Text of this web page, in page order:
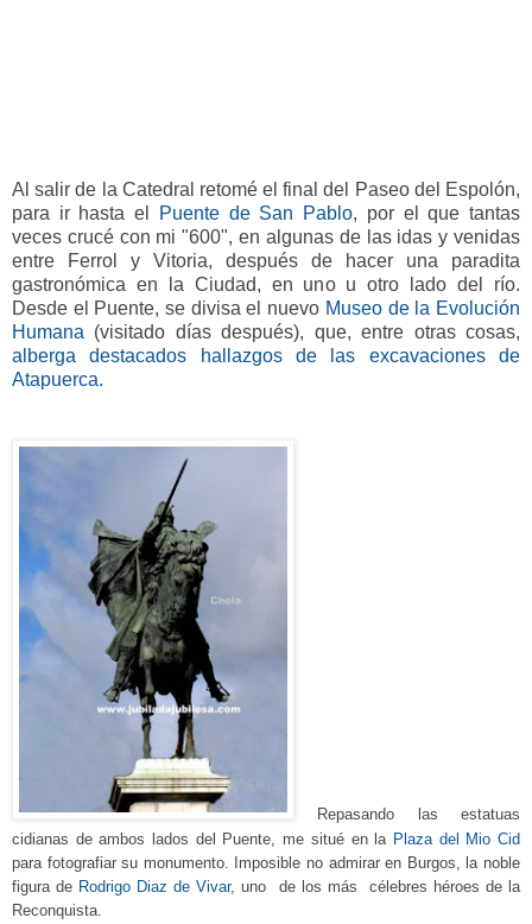
Al salir de la Catedral retomé el final del Paseo del Espolón,
para ir hasta el
Puente de San Pablo, por el que tantas
veces crucé con mi "600", en algunas de las idas y venidas
entre Ferrol y Vitoria, después de hacer una paradita
gastronómica en la Ciudad, en uno u otro lado del río.
Desde el Puente, se divisa el nuevo Museo de la Evolución
Humana (visitado días después), que, entre otras cosas,
alberga destacados hallazgos de las excavaciones de
Atapuerca.
Repasando lasestatuas
cidianas de ambos lados del Puente, me situé en la Plaza del Mio Cid
para fotografiar su monumento. Imposible no admirar en Burgos, la noble
figura de Rodrigo Diaz de Vivar, uno de los más célebres héroes de la
Reconquista.